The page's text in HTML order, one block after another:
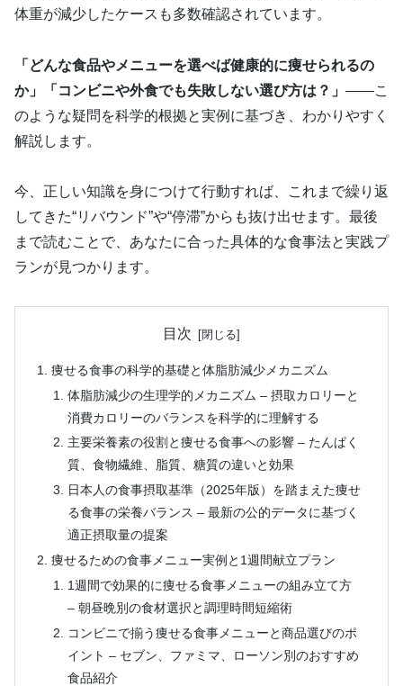
体重が減少したケースも多数確認されています。
「どんな食品やメニューを選べば健康的に痩せられるの
か」「コンビニや外食でも失敗しない選び方は？」 ――こ
のような疑問を科学的根拠と実例に基づき、わかりやすく
解説します。
今、正しい知識を身につけて行動すれば、これまで繰り返
してきた“リバウンド”や“停滞”からも抜け出せます。最後
まで読むことで、あなたに合った具体的な食事法と実践プ
ランが見つかります。
目次
痩せる食事の科学的基礎と体脂肪減少メカニズム
体脂肪減少の生理学的メカニズム – 摂取カロリーと
消費カロリーのバランスを科学的に理解する
主要栄養素の役割と痩せる食事への影響 – たんぱく
質、食物繊維、脂質、糖質の違いと効果
日本人の食事摂取基準（2025年版）を踏まえた痩せ
る食事の栄養バランス – 最新の公的データに基づく
適正摂取量の提案
痩せるための食事メニュー実例と1週間献立プラン
1週間で効果的に痩せる食事メニューの組み立て方
– 朝昼晩別の食材選択と調理時間短縮術
コンビニで揃う痩せる食事メニューと商品選びのポ
イント – セブン、ファミマ、ローソン別のおすすめ
食品紹介